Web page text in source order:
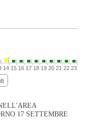
14 15 16 17 18 19 20 21 22 23
17 SETTEMBRE